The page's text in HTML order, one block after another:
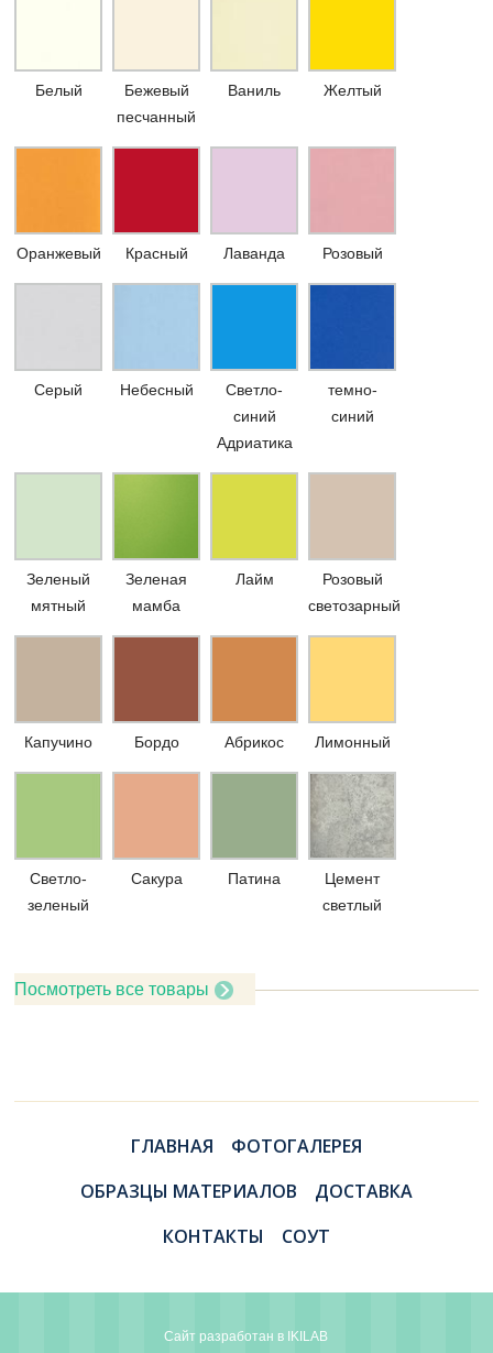
Белый
Бежевый
песчанный
Ваниль Желтый
Оранжевый Красный Лаванда Розовый
Серый Небесный
Светло-
синий
Адриатика
темно-
синий
Зеленый
мятный
Зеленая
мамба
Лайм
Розовый
светозарный
Капучино Бордо Абрикос Лимонный
Светло-
зеленый
Сакура Патина
Цемент
светлый
Посмотреть все товары
ГЛАВНАЯ
ФОТОГАЛЕРЕЯ
ОБРАЗЦЫ МАТЕРИАЛОВ
ДОСТАВКА
КОНТАКТЫ
СОУТ
Сайт разработан в IKILAB